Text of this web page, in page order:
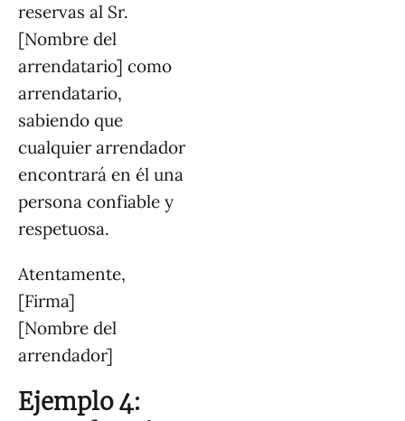
reservas al Sr.
[Nombre del
arrendatario] como
arrendatario,
sabiendo que
cualquier arrendador
encontrará en él una
persona confiable y
respetuosa.
Atentamente,
[Firma]
[Nombre del
arrendador]
Ejemplo 4: